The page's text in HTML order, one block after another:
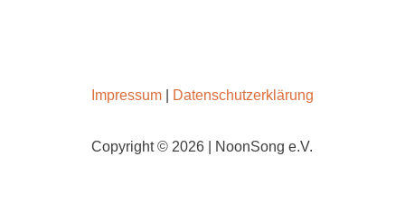
Impressum| Datenschutzerklärung
Copyright © 2026 | NoonSong e.V.